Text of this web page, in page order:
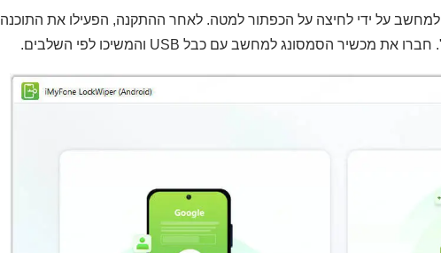
הורידו את LockWiper (Android) למחשב על ידי לחיצה על הכפתור למטה. לאחר ההתקנה, הפעילו את התוכנה